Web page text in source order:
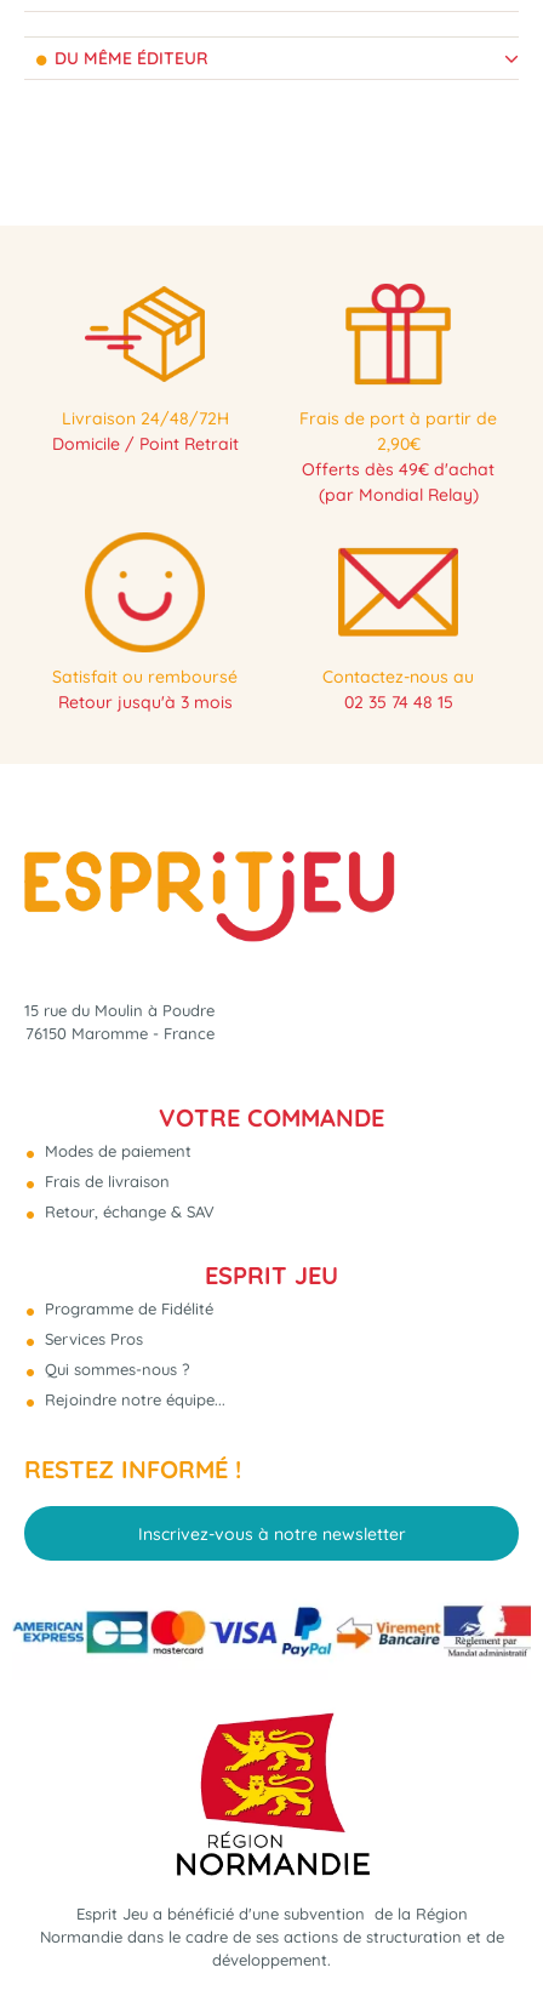
DU MÊME ÉDITEUR
Livraison 24/48/72H
Domicile / Point Retrait
Frais de port à partir de
2,90€
Offerts dès 49€ d'achat
(par Mondial Relay)
Satisfait ou remboursé
Retour jusqu'à 3 mois
Contactez-nous au
02 35 74 48 15
15 rue du Moulin à Poudre
76150 Maromme - France
VOTRE COMMANDE
Modes de paiement
Frais de livraison
Retour, échange & SAV
ESPRIT JEU
Programme de Fidélité
Services Pros
Qui sommes-nous ?
Rejoindre notre équipe...
RESTEZ INFORMÉ !
Inscrivez-vous à notre newsletter
Esprit Jeu a bénéficié d'une subvention de la Région
Normandie dans le cadre de ses actions de structuration et de
développement.